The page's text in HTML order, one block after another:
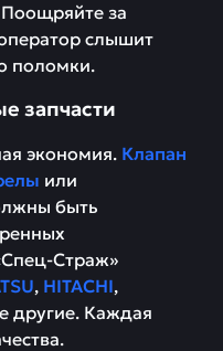
за
слышит
поломки.
запчасти
экономия. Клапан
или
быть
Страж»
, HITACHI,
другие. Каждая